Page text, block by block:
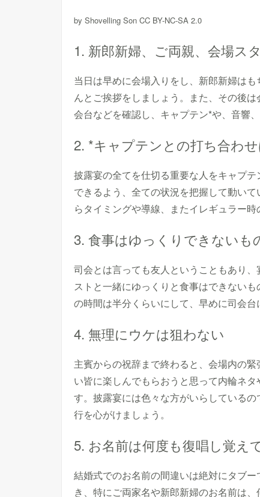
by Shovelling Son CC BY-NC-SA 2.0
1. 新郎新婦、ご両親、会場ス
当日は早めに会場入りをし、新郎新婦は
んとご挨拶をしましょう。また、その後
会台などを確認し、キャプテン*や、音響
2. *キャプテンとの打ち合わ
披露宴の全てを仕切る重要な人をキャプ
できるよう、全ての状況を把握して動い
らタイミングや導線、またイレギュラー
3. 食事はゆっくりできないも
司会とは言っても友人ということもあり
ストと一緒にゆっくりと食事はできない
の時間は半分くらいにして、早めに司会台
4. 無理にウケは狙わない
主賓からの祝辞まで終わると、会場内の
い皆に楽しんでもらおうと思って内輪ネ
す。披露宴には色々な方がいらしている
行を心がけましょう。
5. お名前は何度も復唱し覚え
結婚式でのお名前の間違いは絶対にタブ
き、特にご両家名や新郎新婦のお名前は